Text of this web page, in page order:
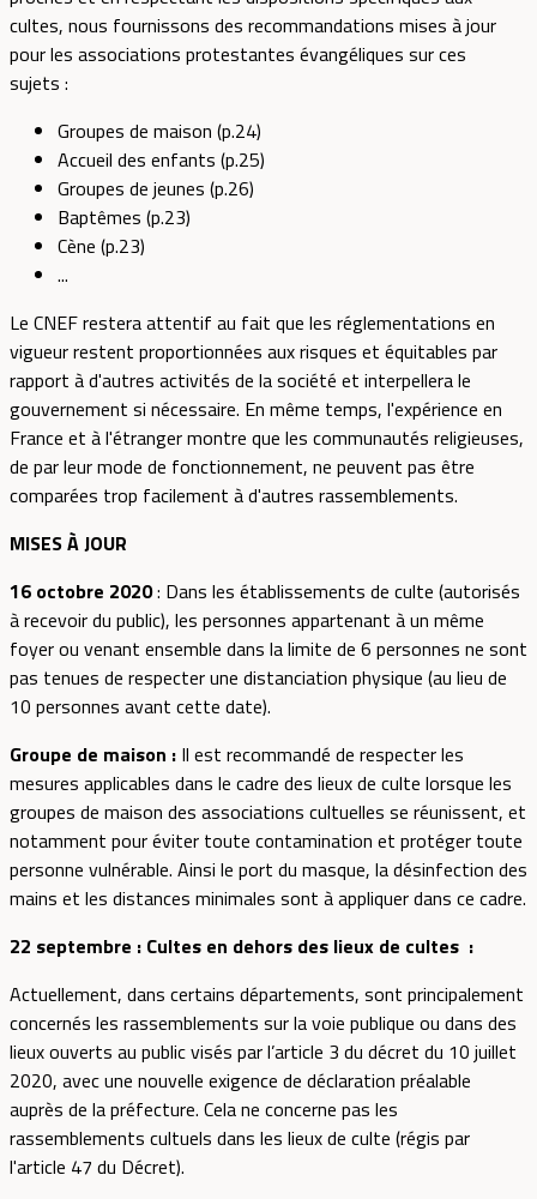
cultes, nous fournissons des recommandations mises à jour
pour les associations protestantes évangéliques sur ces
sujets :
Groupes de maison (p.24)
Accueil des enfants (p.25)
Groupes de jeunes (p.26)
Baptêmes (p.23)
Cène (p.23)
...
Le CNEF restera attentif au fait que les réglementations en
vigueur restent proportionnées aux risques et équitables par
rapport à d'autres activités de la société et interpellera le
gouvernement si nécessaire. En même temps, l'expérience en
France et à l'étranger montre que les communautés religieuses,
de par leur mode de fonctionnement, ne peuvent pas être
comparées trop facilement à d'autres rassemblements.
MISES À JOUR
16 octobre 2020: Dans les établissements de culte (autorisés
à recevoir du public), les personnes appartenant à un même
foyer ou venant ensemble dans la limite de 6 personnes ne sont
pas tenues de respecter une distanciation physique (au lieu de
10 personnes avant cette date).
Groupe de maison : Il est recommandé de respecter les
mesures applicables dans le cadre des lieux de culte lorsque les
groupes de maison des associations cultuelles se réunissent, et
notamment pour éviter toute contamination et protéger toute
personne vulnérable. Ainsi le port du masque, la désinfection des
mains et les distances minimales sont à appliquer dans ce cadre.
22 septembre : Cultes en dehors des lieux de cultes :
Actuellement, dans certains départements, sont principalement
concernés les rassemblements sur la voie publique ou dans des
lieux ouverts au public visés par l’article 3 du décret du 10 juillet
2020, avec une nouvelle exigence de déclaration préalable
auprès de la préfecture. Cela ne concerne pas les
rassemblements cultuels dans les lieux de culte (régis par
l'article 47 du Décret).